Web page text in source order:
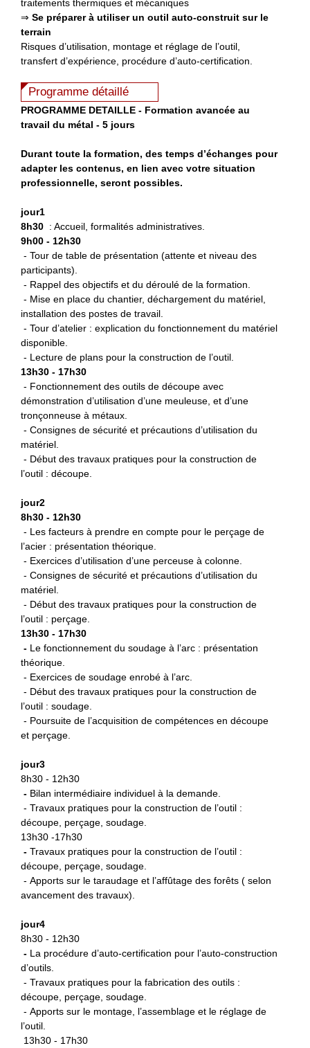
traitements thermiques et mécaniques
⇒ Se préparer à utiliser un outil auto-construit sur le
terrain
Risques d’utilisation, montage et réglage de l’outil,
transfert d’expérience, procédure d’auto-certification.
Programme détaillé
PROGRAMME DETAILLE - Formation avancée au
travail du métal - 5 jours
Durant toute la formation, des temps d’échanges pour
adapter les contenus, en lien avec votre situation
professionnelle, seront possibles.
jour1
8h30 : Accueil, formalités administratives.
9h00 - 12h30
- Tour de table de présentation (attente et niveau des
participants).
- Rappel des objectifs et du déroulé de la formation.
- Mise en place du chantier, déchargement du matériel,
installation des postes de travail.
- Tour d’atelier : explication du fonctionnement du matériel
disponible.
- Lecture de plans pour la construction de l’outil.
13h30 - 17h30
- Fonctionnement des outils de découpe avec
démonstration d’utilisation d’une meuleuse, et d’une
tronçonneuse à métaux.
- Consignes de sécurité et précautions d’utilisation du
matériel.
- Début des travaux pratiques pour la construction de
l’outil : découpe.
jour2
8h30 - 12h30
- Les facteurs à prendre en compte pour le perçage de
l’acier : présentation théorique.
- Exercices d’utilisation d’une perceuse à colonne.
- Consignes de sécurité et précautions d’utilisation du
matériel.
- Début des travaux pratiques pour la construction de
l’outil : perçage.
13h30 - 17h30
- L e fonctionnement du soudage à l’arc : présentation
théorique.
- Exercices de soudage enrobé à l’arc.
- Début des travaux pratiques pour la construction de
l’outil : soudage.
- Poursuite de l’acquisition de compétences en découpe
et perçage.
jour3
8h30 - 12h30
- Bilan intermédiaire individuel à la demande.
- Travaux pratiques pour la construction de l’outil :
découpe, perçage, soudage.
13h30 -17h30
- Travaux pratiques pour la construction de l’outil :
découpe, perçage, soudage.
- Apports sur le taraudage et l’affûtage des forêts ( selon
avancement des travaux).
jour4
8h30 - 12h30
- La procédure d’auto-certification pour l’auto-construction
d’outils.
- Travaux pratiques pour la fabrication des outils :
découpe, perçage, soudage.
- Apports sur le montage, l’assemblage et le réglage de
l’outil.
13h30 - 17h30